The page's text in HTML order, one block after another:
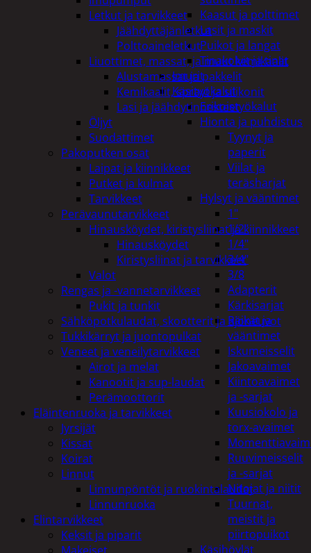
Kaasut ja polttimet
Lasit ja maskit
Puikot ja langat
Tinakolvit ja tinat
Imurit
Käsityökalut
Erikoistyökalut
Hionta ja puhdistus
Tyynyt ja
paperit
Viilat ja
teräsharjat
Hylsyt ja vääntimet
1"
1/2"
1/4"
3/4"
3/8
Adapterit
Kärkisarjat
Räikät ja
vääntimet
Iskumeisselit
Jakoavaimet
Kiintoavaimet
ja -sarjat
Kuusiokolo ja
torx-avaimet
Ruuvimeisselit
ja -sarjat
Nitojat ja niitit
Tuurnat,
meistit ja
piirtopuikot
Käsihöylät
Letkut ja tarvikkeet
Jäähdyttäjänletkut
Polttoaineletkut
Liuottimet, massat, ja muut kemikaalit
Alustamassat ja pakkelit
Kemikaalit, sprayt ja silikonit
Lasi ja jäähdytinnesteet
Öljyt
Suodattimet
Pakoputken osat
Laipat ja kiinnikkeet
Putket ja kulmat
Tarvikkeet
Perävaunutarvikkeet
Hinausköydet, kiristysliinat ja kiinnikkeet
Hinausköydet
Kiristysliinat ja tarvikkeet
Valot
Rengas ja -vannetarvikkeet
Pukit ja tunkit
Sähköpotkulaudat, skootterit ja ajoneuvot
Tukkikärryt ja juontopulkat
Veneet ja veneilytarvikkeet
Airot ja melat
Kanootit ja sup-laudat
Perämoottorit
Eläintenruoka ja tarvikkeet
Jyrsijät
Kissat
Koirat
Linnut
Linnunpöntöt ja ruokintalaudat
Linnunruoka
Elintarvikkeet
Keksit ja piparit